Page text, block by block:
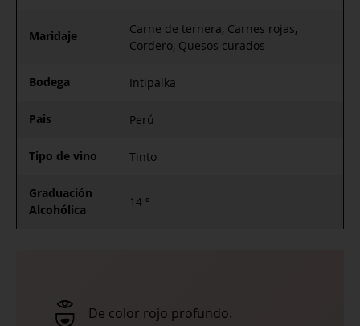
Maridaje
Carne de ternera, Carnes rojas,
Cordero, Quesos curados
Bodega Intipalka
Pais Perú
Tipo de vino Tinto
Graduación
Alcohólica
14 º
De color rojo profundo.